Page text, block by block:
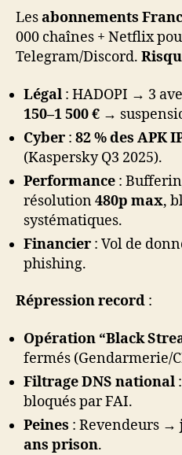
Lesabonnements
000 chaînes + Netflix
Telegram/Discord.
Légal : HADOPI → 3
150–1 500 € →
Cyber : 82 % des APK
(Kaspersky Q3 2025).
Performance :
résolution480p max,
systématiques.
Financier : Vol de
phishing.
Répression record :
Opération “Black
fermés (Gendarmerie/
Filtrage DNS national :
bloqués par FAI.
Peines : Revendeurs →
ans prison.